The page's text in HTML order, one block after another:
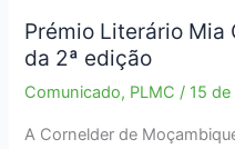
Prémio Literário
da 2ª edição
Comunicado, PLMC / 15
A Cornelder de